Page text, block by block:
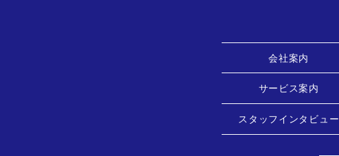
会社案内
サービス案内
スタッフインタビュー